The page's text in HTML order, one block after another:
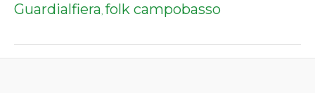
Guardialfiera, folk campobasso